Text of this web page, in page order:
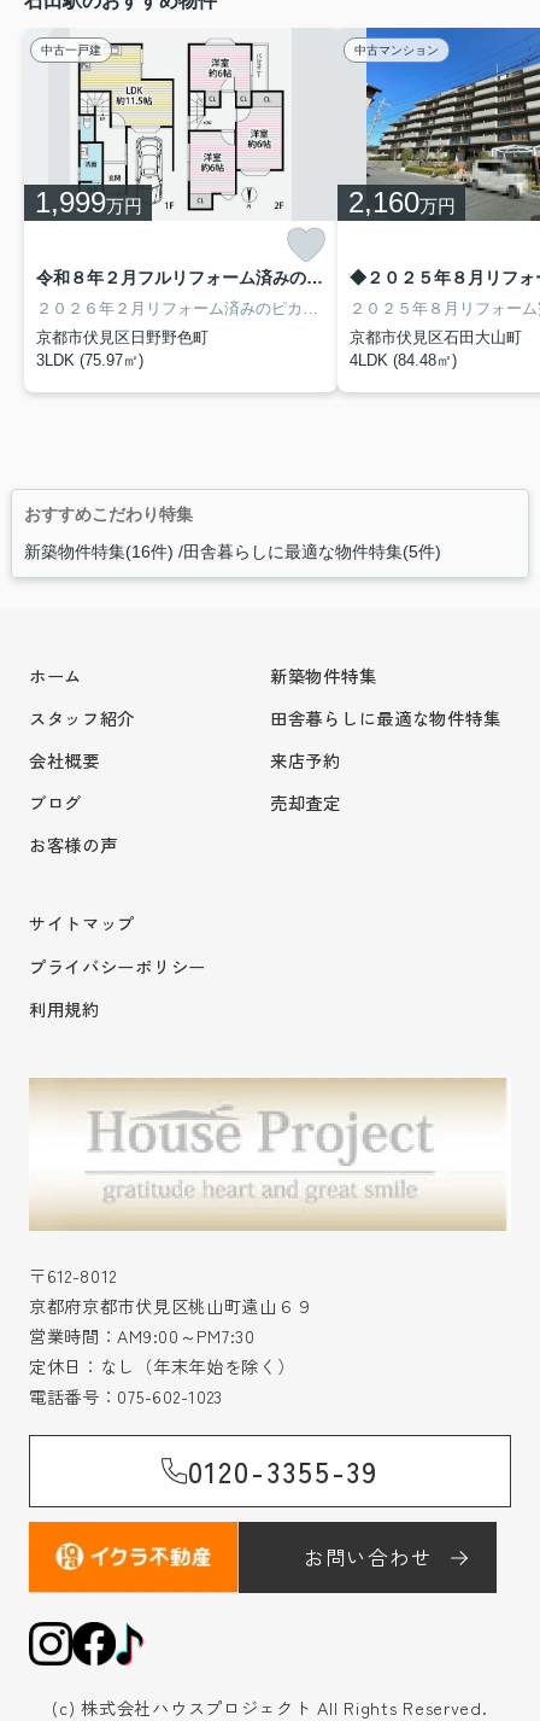
中古一戸建
1,999万円
令和８年２月フルリフォーム済みのピカピカ３ＬＤＫ住宅◆全居室６帖以上＆収納付き◆伏見区日野野色町
京都市伏見区日野野色町
3LDK (75.97㎡)
中古マンション
2,160万円
京都市伏見区石田大山町
4LDK (84.48㎡)
おすすめこだわり特集
新築物件特集(16件) 田舎暮らしに最適な物件特集(5件)
ホーム
スタッフ紹介
会社概要
ブログ
お客様の声
新築物件特集
田舎暮らしに最適な物件特集
来店予約
売却査定
サイトマップ
プライバシーポリシー
利用規約
〒612-8012
京都府京都市伏見区桃山町遠山６９
営業時間：AM9:00～PM7:30
定休日：なし（年末年始を除く）
電話番号： 075-602-1023
0120-3355-39
お問い合わせ
(c) 株式会社ハウスプロジェクト All Rights Reserved.